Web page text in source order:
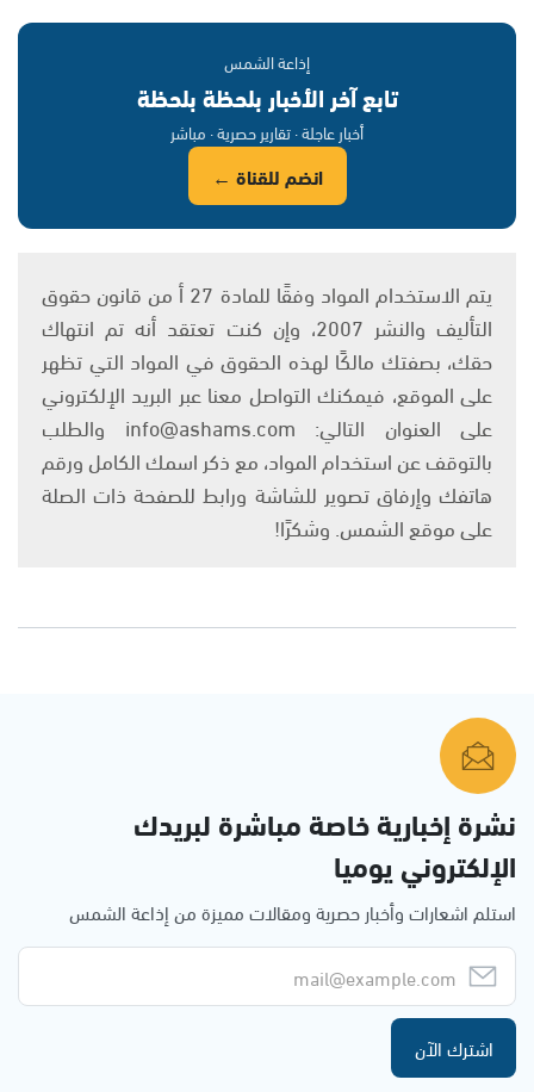
إذاعة الشمس
تابع آخر الأخبار بلحظة بلحظة
أخبار عاجلة · تقارير حصرية · مباشر
انضم للقناة ←
يتم الاستخدام المواد وفقًا للمادة 27 أ من قانون حقوق
التأليف والنشر 2007، وإن كنت تعتقد أنه تم انتهاك
حقك، بصفتك مالكًا لهذه الحقوق في المواد التي تظهر
على الموقع، فيمكنك التواصل معنا عبر البريد الإلكتروني
على العنوان التالي: info@ashams.com والطلب
بالتوقف عن استخدام المواد، مع ذكر اسمك الكامل ورقم
هاتفك وإرفاق تصوير للشاشة ورابط للصفحة ذات الصلة
على موقع الشمس. وشكرًا!
نشرة إخبارية خاصة مباشرة لبريدك
الإلكتروني يوميا
استلم اشعارات وأخبار حصرية ومقالات مميزة من إذاعة الشمس
اشترك الآن